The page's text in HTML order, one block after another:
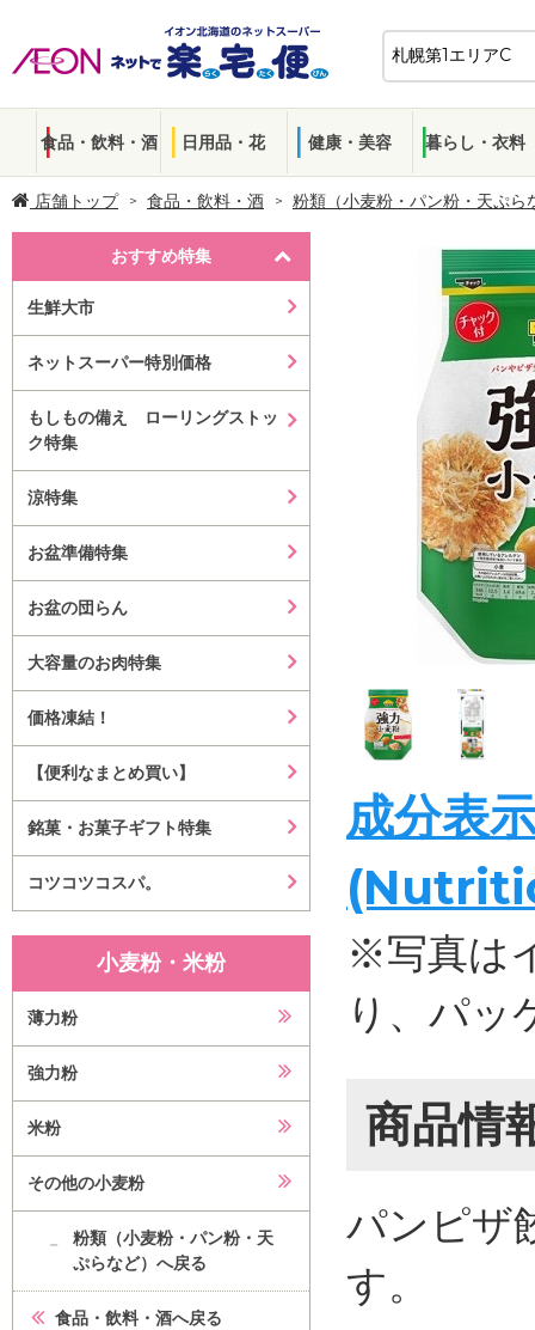
食品・飲料・酒 日用品・花 健康・美容 暮らし・衣料
店舗トップ 食品・飲料・酒 粉類（小麦粉・パン粉・天ぷら
おすすめ特集
生鮮大市
ネットスーパー特別価格
もしもの備え ローリングストッ
ク特集
涼特集
お盆準備特集
お盆の団らん
大容量のお肉特集
価格凍結！
【便利なまとめ買い】
銘菓・お菓子ギフト特集
コツコツコスパ。
小麦粉・米粉
薄力粉
強力粉
米粉
その他の小麦粉
粉類（小麦粉・パン粉・天
ぷらなど）へ戻る
食品・飲料・酒へ戻る
成分表
※写真は
り、パッ
商品情
パンピザ
す。